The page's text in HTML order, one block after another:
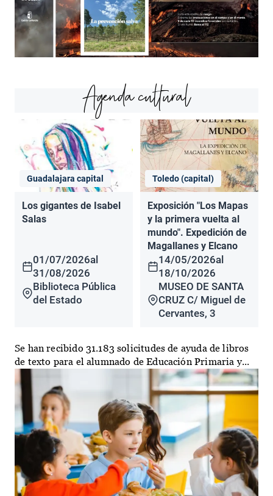
Agenda cultural
Guadalajara capital
Los gigantes de Isabel
Salas
01/07/2026al
31/08/2026
Biblioteca Pública
del Estado
Toledo (capital)
Exposición "Los Mapas
y la primera vuelta al
mundo". Expedición de
Magallanes y Elcano
14/05/2026al
18/10/2026
MUSEO DE SANTA
CRUZ C/ Miguel de
Cervantes, 3
Se han recibido 31.183 solicitudes de ayuda de libros
de texto para el alumnado de Educación Primaria y...